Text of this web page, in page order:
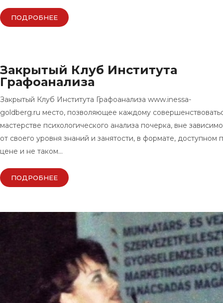
ПОДРОБНЕЕ
Закрытый Клуб Института
Графоанализа
Закрытый Клуб Института Графоанализа www.inessa-
goldberg.ru место, позволяющее каждому
мастерстве психологического анализа почерка, вне
от своего уровня знаний и занятости, в формате, доступном
цене и не таком…
ПОДРОБНЕЕ